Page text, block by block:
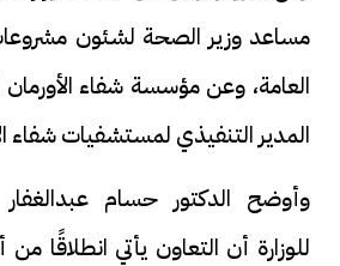
مساعد وزير الصحة لشئون
العامة، وعن مؤسسة شفاء
المدير التنفيذي لمستشفيات شفاء
وأوضح الدكتور حسام
للوزارة أن التعاون يأتي انطلاقًا من